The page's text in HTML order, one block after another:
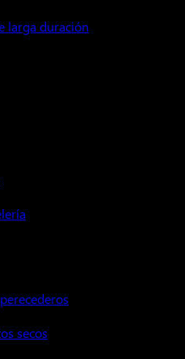
larga duración
secos